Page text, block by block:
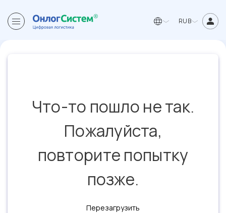
RUB
Что-то пошло не так.
Пожалуйста,
повторите попытку
позже.
Перезагрузить